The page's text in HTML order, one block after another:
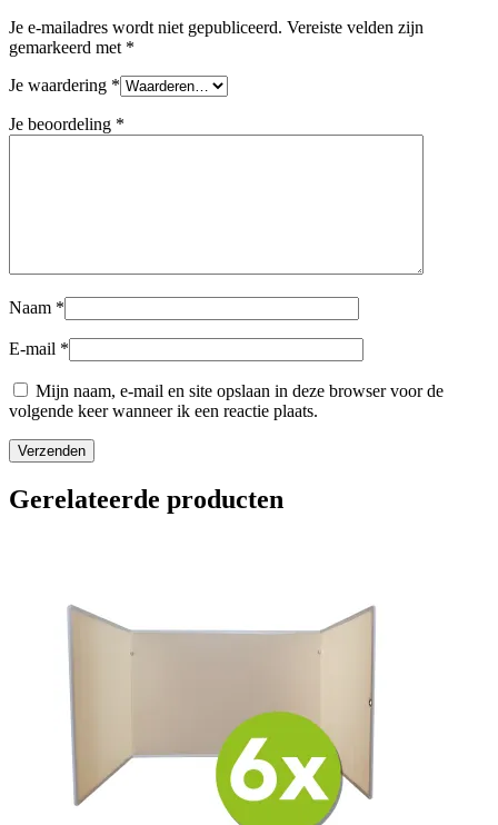
Je e-mailadres wordt niet gepubliceerd. Vereiste velden zijn
gemarkeerd met *
Je waardering *
Je beoordeling *
Naam *
E-mail *
Mijn naam, e-mail en site opslaan in deze browser voor de
volgende keer wanneer ik een reactie plaats.
Gerelateerde producten